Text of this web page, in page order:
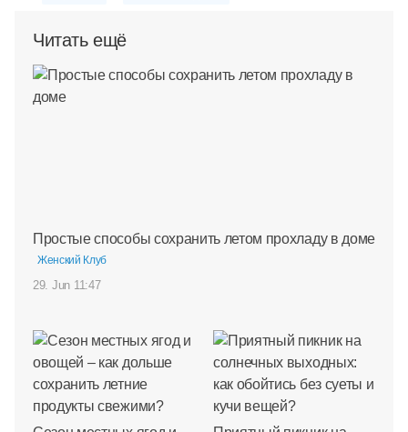
Читать ещё
Простые способы сохранить летом прохладу в доме
Женский Клуб
29. Jun 11:47